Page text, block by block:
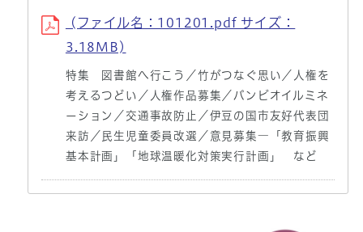
(ファイル名：101201.pdf サイズ：
3.18MB)
特集 図書館へ行こう／竹がつなぐ思い／人権を
考えるつどい／人権作品募集／バンビオイルミネ
ーション／交通事故防止／伊豆の国市友好代表団
来訪／民生児童委員改選／意見募集―「教育振興
基本計画」「地球温暖化対策実行計画」 など